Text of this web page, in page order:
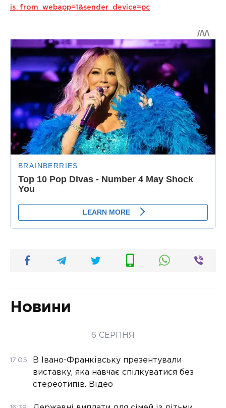
is_from_webapp=1&sender_device=pc
Новини
6 СЕРПНЯ
17:05
В Івано-Франківську презентували
виставку, яка навчає спілкуватися без
стереотипів. Відео